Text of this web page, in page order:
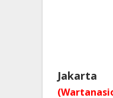
Jakarta